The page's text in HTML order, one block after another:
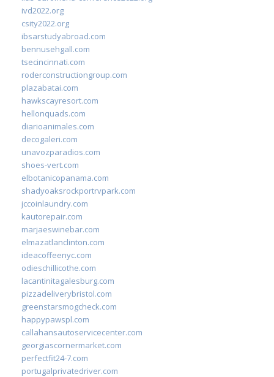
ivd2022.org
csity2022.org
ibsarstudyabroad.com
bennusehgall.com
tsecincinnati.com
roderconstructiongroup.com
plazabatai.com
hawkscayresort.com
hellonquads.com
diarioanimales.com
decogaleri.com
unavozparadios.com
shoes-vert.com
elbotanicopanama.com
shadyoaksrockportrvpark.com
jccoinlaundry.com
kautorepair.com
marjaeswinebar.com
elmazatlanclinton.com
ideacoffeenyc.com
odieschillicothe.com
lacantinitagalesburg.com
pizzadeliverybristol.com
greenstarsmogcheck.com
happypawspl.com
callahansautoservicecenter.com
georgiascornermarket.com
perfectfit24-7.com
portugalprivatedriver.com